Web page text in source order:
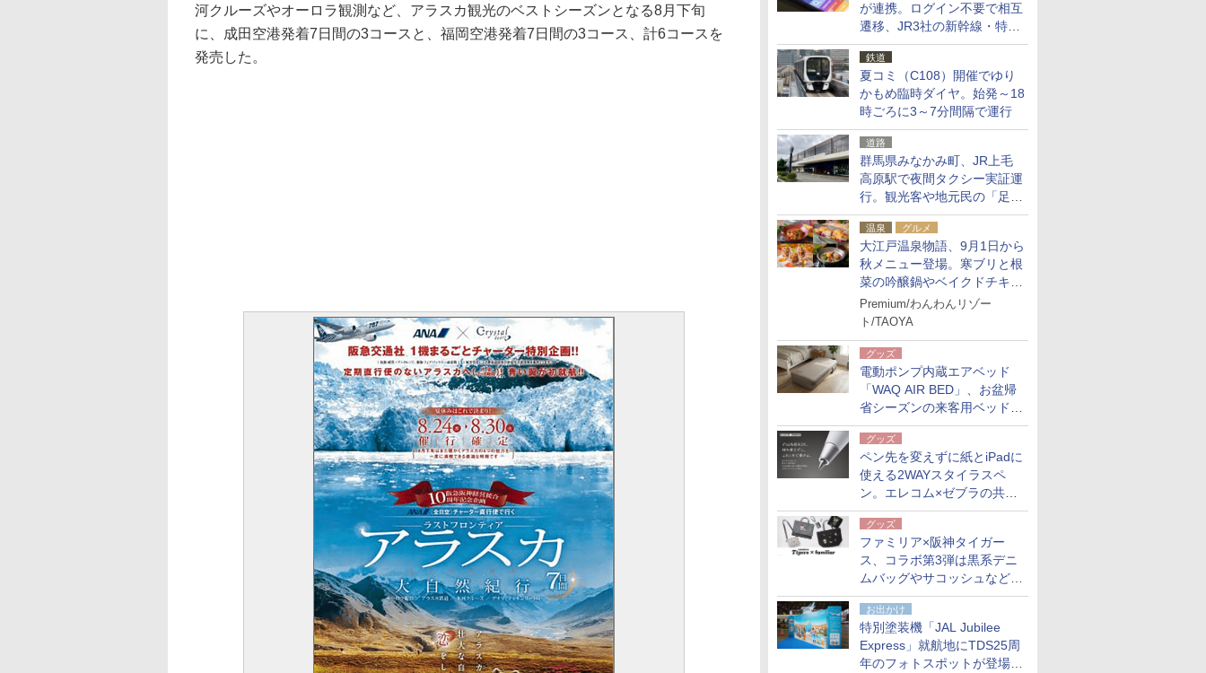
が連携。ログイン不要で相互
遷移、JR3社の新幹線・特急
予約をアプリで一括確認
鉄道
夏コミ（C108）開催でゆり
かもめ臨時ダイヤ。始発～18
時ごろに3～7分間隔で運行
道路
群馬県みなかみ町、JR上毛
高原駅で夜間タクシー実証運
行。観光客や地元民の「足が
ない」課題解消へ、木金土に
2台体制
温泉 グルメ
大江戸温泉物語、9月1日から
秋メニュー登場。寒ブリと根
菜の吟醸鍋やベイクドチキ
ン、ショコラ＆栗スイーツも
食べ放題に
Premium/わんわんリゾー
ト/TAOYA
グッズ
電動ポンプ内蔵エアベッド
「WAQ AIR BED」、お盆帰
省シーズンの来客用ベッドに
も。使用後は収納バッグでコ
ンパクトに保管
グッズ
ペン先を変えずに紙とiPadに
使える2WAYスタイラスペ
ン。エレコム×ゼブラの共同
開発
グッズ
ファミリア×阪神タイガー
ス、コラボ第3弾は黒系デニ
ムバッグやサコッシュなど6
点。8月21日オンラインスト
アで発売
お出かけ
特別塗装機「JAL Jubilee
Express」就航地にTDS25周
年のフォトスポットが登場。
河クルーズやオーロラ観測など、アラスカ観光のベストシーズンとなる8月下旬
に、成田空港発着7日間の3コースと、福岡空港発着7日間の3コース、計6コースを
発売した。